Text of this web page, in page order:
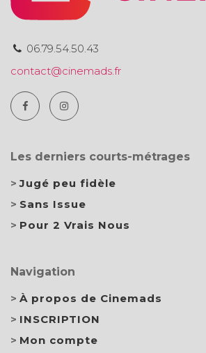
06.79.54.50.43
contact@cinemads.fr
Les derniers courts-métrages
Jugé peu fidèle
Sans Issue
Pour 2 Vrais Nous
Navigation
À propos de Cinemads
INSCRIPTION
Mon compte